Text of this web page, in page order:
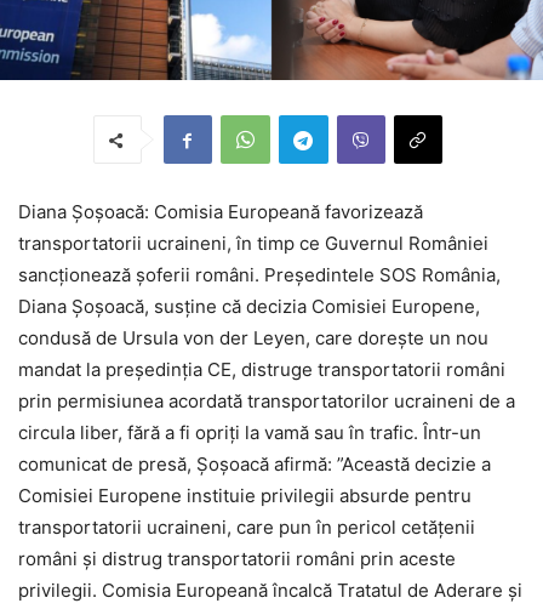
Diana Șoșoacă: Comisia Europeană favorizează
transportatorii ucraineni, în timp ce Guvernul României
sancționează șoferii români. Președintele SOS România,
Diana Șoșoacă, susține că decizia Comisiei Europene,
condusă de Ursula von der Leyen, care dorește un nou
mandat la președinția CE, distruge transportatorii români
prin permisiunea acordată transportatorilor ucraineni de a
circula liber, fără a fi opriți la vamă sau în trafic. Într-un
comunicat de presă, Șoșoacă afirmă: ”Această decizie a
Comisiei Europene instituie privilegii absurde pentru
transportatorii ucraineni, care pun în pericol cetăţenii
români și distrug transportatorii români prin aceste
privilegii. Comisia Europeană încalcă Tratatul de Aderare și